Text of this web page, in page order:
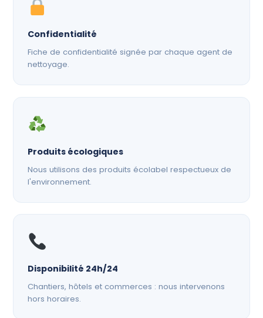
Confidentialité
Fiche de confidentialité signée par chaque agent de
nettoyage.
Produits écologiques
Nous utilisons des produits écolabel respectueux de
l'environnement.
Disponibilité 24h/24
Chantiers, hôtels et commerces : nous intervenons
hors horaires.